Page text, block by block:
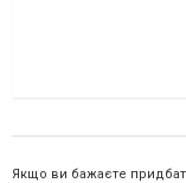
Якщо ви бажаєте